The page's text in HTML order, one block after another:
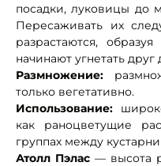
посадки, луковицы до
Пересаживать их
разрастаются,
начинают угнетать друг
Размножение:
только вегетативно.
Использование:
как раноцветущие
группах между
Атолл Пэлас — высота